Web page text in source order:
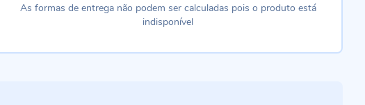
As formas de entrega não podem ser calculadas pois o produto está
indisponível